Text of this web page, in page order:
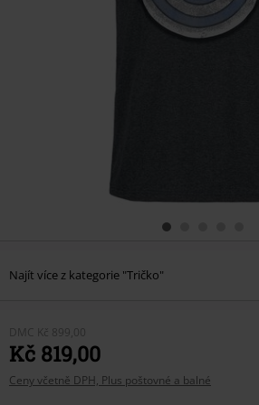
Najít více z kategorie "Tričko"
DMC Kč 899,00
Kč 819,00
Ceny včetně DPH, Plus poštovné a balné